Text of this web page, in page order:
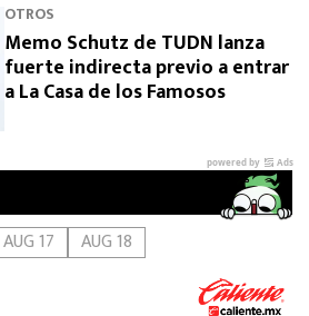
OTROS
Memo Schutz de TUDN lanza
fuerte indirecta previo a entrar
a La Casa de los Famosos